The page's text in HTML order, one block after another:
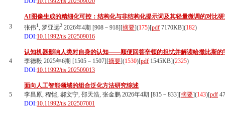
3
AI图像生成的精细化可控：结构化与非结构化提示词及其轻量微调的对比
张伟1, 罗亚远2 2026年4期 [908－918][摘要](175)[pdf 7170KB](182)
DOI:10.11992/tis.202509016
4
认知机器影响人类对自身的认知——顺便回答辛顿的担忧并解读哈撒比斯的
李德毅 2025年6期 [1505－1507][摘要](1530)[pdf 1545KB](2325)
DOI:10.11992/tis.202509013
5
面向人工智能领域的组合泛化方法研究综述
李昌原, 程恺, 郝文宁, 邵天浩, 张金鹏 2026年4期 [815－833][摘要](143)[pdf
DOI:10.11992/tis.202507001